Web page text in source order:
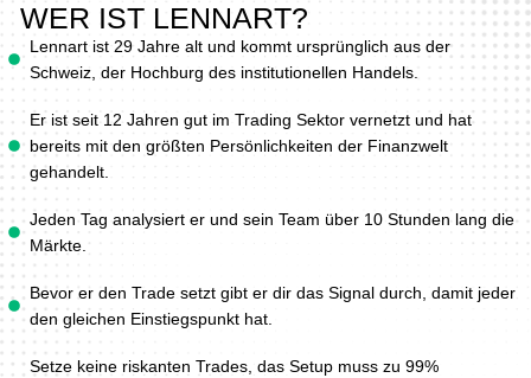
WER IST LENNART?
Lennart ist 29 Jahre alt und kommt ursprünglich aus der
Schweiz, der Hochburg des institutionellen Handels.
Er ist seit 12 Jahren gut im Trading Sektor vernetzt und hat
bereits mit den größten Persönlichkeiten der Finanzwelt
gehandelt.
Jeden Tag analysiert er und sein Team über 10 Stunden lang die
Märkte.
Bevor er den Trade setzt gibt er dir das Signal durch, damit jeder
den gleichen Einstiegspunkt hat.
Setze keine riskanten Trades, das Setup muss zu 99%